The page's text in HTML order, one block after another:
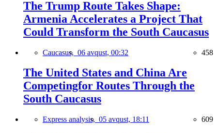
The Trump Route Takes Shape:
Armenia Accelerates a Project That
Could Transform the South Caucasus
Caucasus, 06 avqust, 00:32 458
The United States and China Are
Competingfor Routes Through the
South Caucasus
Express analysis, 05 avqust, 18:11 609